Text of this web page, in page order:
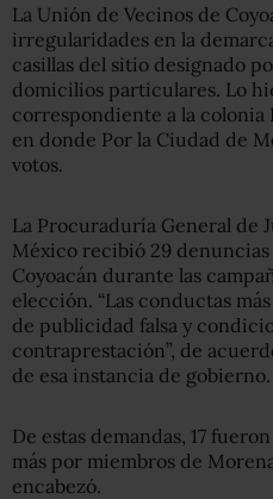
La Unión de Vecinos de
irregularidades en la
casillas del sitio designado
domicilios particulares. Lo
correspondiente a la colonia
en donde Por la Ciudad de
votos.
La Procuraduría General de
México recibió 29
Coyoacán durante las
elección. “Las conductas
de publicidad falsa y
contraprestación”, de
de esa instancia de gobierno.
De estas demandas, 17
más por miembros de
encabezó.